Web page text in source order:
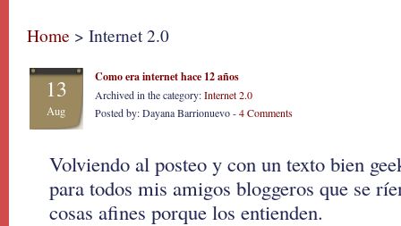
Home > Internet 2.0
13
Aug
Como era internet hace 12 años
Archived in the category:Internet 2.0
Posted by: Dayana Barrionuevo -4 Comments
Volviendo al posteo y con un texto bien
para todos mis amigos bloggeros que se
cosas afines porque los entienden.